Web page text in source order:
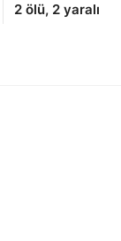
2 ölü, 2 yaralı